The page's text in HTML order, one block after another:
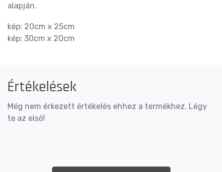
alapján.
kép: 20cm x 25cm
kép: 30cm x 20cm
Értékelések
Még nem érkezett értékelés ehhez a termékhez. Légy
te az első!